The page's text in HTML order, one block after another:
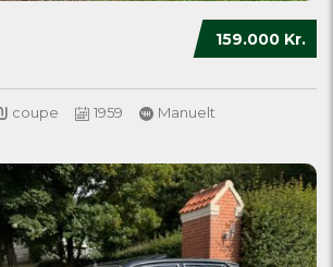
159.000 Kr.
coupe 1959 Manuelt